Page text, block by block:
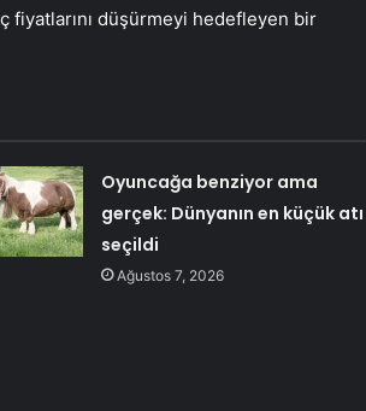
fiyatlarını düşürmeyi hedefleyen bir
Oyuncağa benziyor ama
gerçek: Dünyanın en küçük atı
seçildi
Ağustos 7, 2026